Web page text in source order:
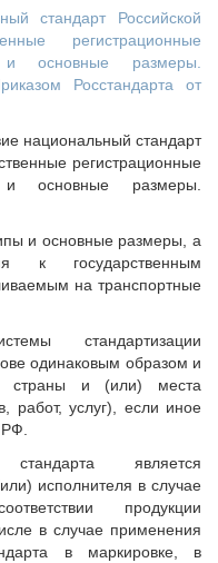
стандарт Российской
регистрационные
основные размеры.
Росстандарта от
национальный стандарт
регистрационные
основные размеры.
и основные размеры, а
к государственным
на транспортные
стандартизации
одинаковым образом и
страны и (или) места
работ, услуг), если иное
является
исполнителя в случае
продукции
в случае применения
в маркировке, в